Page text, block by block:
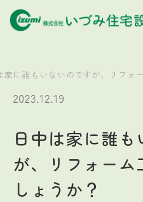
家に誰もいないのですが、リフォ
2023.12.19
日中は家に誰
が、リフォー
しょうか？